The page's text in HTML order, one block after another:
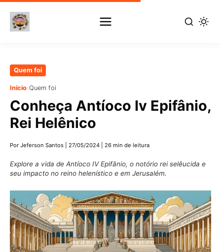
Pular
conteúdo
principal
Quem foi
Início›Quem foi
Conheça Antíoco Iv Epifânio,
Rei Helênico
Por Jeferson Santos 27/05/2024 26 min de leitura
Explore a vida de Antíoco IV Epifânio, o notório rei selêucida e
seu impacto no reino helenístico e em Jerusalém.